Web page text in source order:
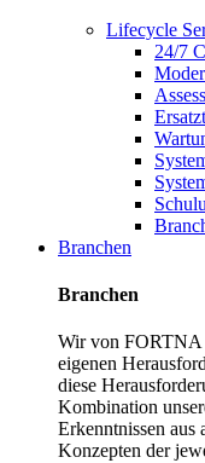
Lifecycle
24/7
Branchen
Branchen
Wir von FORTNA
eigenen
diese
Kombination
Erkenntnissen aus
Konzepten der